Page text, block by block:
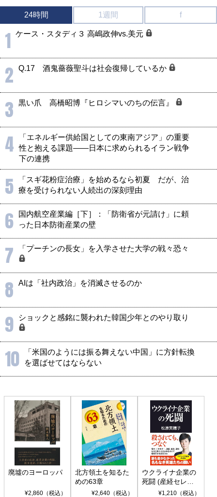
24時間 1週間 f
1 ケース・スタディ３ 高嶋政伸vs.美元
2 Q.17 酒鬼薔薇聖斗は社会復帰しているか
3 黒い爪 高橋昭博『ヒロシマいのちの伝言』
4
「エネルギー供給国としての東南アジア」の重要
性と抱える課題――日本に求められるイラン戦争
下の連携
5
「スギ花粉症治療」を始めるなら初夏 だが、治
療を受けられない人続出の深刻理由
6
国内航空産業編［下］：「防衛省が元請け」に頼
った日本防衛産業の壁
7 「プーチンの長女」を入学させた大学の戦々恐々
8 AIは「社内政治」を消滅させるのか
9 ショックと感銘に襲われた韓国少年とのやり取り
10
「米国のようには振る舞えない中国」に方針転換
を選ばせてはならない
廃墟のヨーロッパ
¥2,860（税込）
北方領土を知るた
めの63章
¥2,640（税込）
ウクライナ企業の
死闘 (産経セレク
ト S 039)¥1,210（税込）